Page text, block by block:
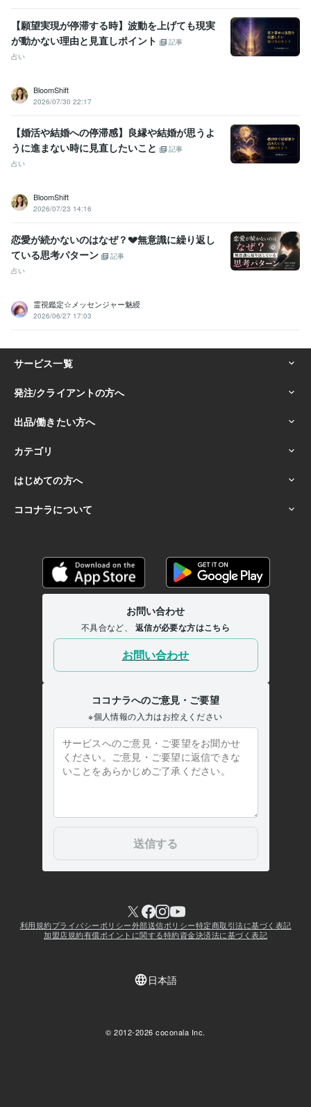
【願望実現が停滞する時】波動を上げても現実
が動かない理由と見直しポイント
記事
占い
BloomShift
2026/07/30 22:17
【婚活や結婚への停滞感】良縁や結婚が思うよ
うに進まない時に見直したいこと
記事
占い
BloomShift
2026/07/23 14:16
恋愛が続かないのはなぜ？💔無意識に繰り返し
ている思考パターン
記事
占い
霊視鑑定☆メッセンジャー魅綬
2026/06/27 17:03